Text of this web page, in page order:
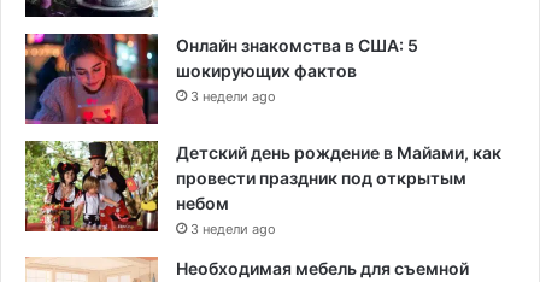
Онлайн знакомства в США: 5
шокирующих фактов
3 недели ago
Детский день рождение в Майами, как
провести праздник под открытым
небом
3 недели ago
Необходимая мебель для съемной